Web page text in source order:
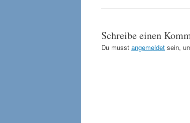
Schreibe einen
Du musst angemeldet sein,